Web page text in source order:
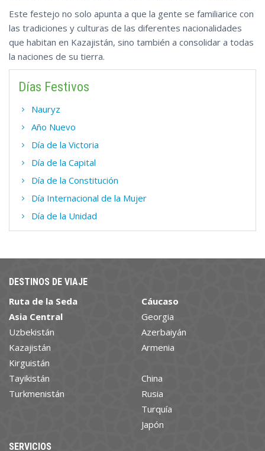
Este festejo no solo apunta a que la gente se familiarice con
las tradiciones y culturas de las diferentes nacionalidades
que habitan en Kazajistán, sino también a consolidar a todas
la naciones de su tierra.
Días Festivos
Nauryz
Año Nuevo
Día de la Victoria
Día de la Capital
Día de la Constitución
Día Internacional de la Mujer
Día de la Unidad
DESTINOS DE VIAJE
Ruta de la Seda
Asia Central
Uzbekistán
Kazajistán
Kirguistán
Tayikistán
Turkmenistán
Cáucaso
Georgia
Azerbaiyán
Armenia
China
Rusia
Turquía
Japón
SERVICIOS